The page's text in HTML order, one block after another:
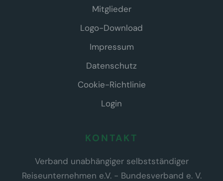
Mitglieder
Logo-Download
Impressum
Datenschutz
Cookie-Richtlinie
Login
KONTAKT
Verband unabhängiger selbstständiger
Reiseunternehmen e.V. - Bundesverband e. V.